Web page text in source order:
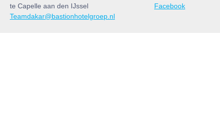
te Capelle aan den IJssel
Teamdakar@bastionhotelgroep.nl
Facebook